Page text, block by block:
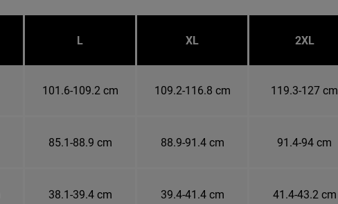
L XL 2XL
101.6-109.2 cm 109.2-116.8 cm 119.3-127 cm
85.1-88.9 cm 88.9-91.4 cm 91.4-94 cm
38.1-39.4 cm 39.4-41.4 cm 41.4-43.2 cm